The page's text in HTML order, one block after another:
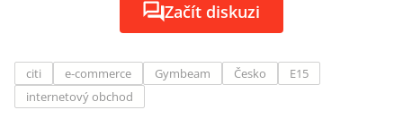
Začít diskuzi
citi e-commerce Gymbeam Česko
E15
internetový obchod